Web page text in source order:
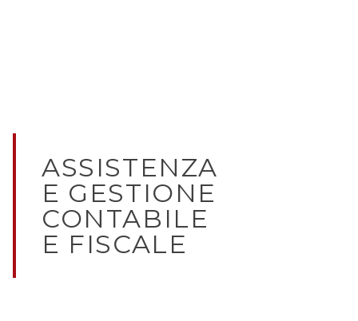
ASSISTENZA
E GESTIONE
CONTABILE
E FISCALE